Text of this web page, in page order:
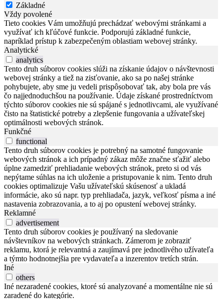
Základné
Vždy povolené
Tieto cookies Vám umožňujú prechádzať webovými stránkami a
využívať ich kľúčové funkcie. Podporujú základné funkcie,
napríklad prístup k zabezpečeným oblastiam webovej stránky.
Analytické
analytics
Tento druh súborov cookies slúži na získanie údajov o návštevnosti
webovej stránky a tiež na zisťovanie, ako sa po našej stránke
pohybujete, aby sme ju vedeli prispôsobovať tak, aby bola pre vás
čo najjednoduchšou na používanie. Údaje získané prostredníctvom
týchto súborov cookies nie sú spájané s jednotlivcami, ale využívané
čisto na štatistické potreby a zlepšenie fungovania a užívateľskej
optimálnosti webových stránok.
Funkčné
functional
Tento druh súborov cookies je potrebný na samotné fungovanie
webových stránok a ich prípadný zákaz môže značne sťažiť alebo
úplne zamedziť prehliadanie webových stránok, preto si od vás
nepýtame súhlas na ich uloženie a pristupovanie k nim. Tento druh
cookies optimalizuje Vašu užívateľskú skúsenosť a ukladá
informácie, ako sú napr. typ prehliadača, jazyk, veľkosť písma a iné
nastavenia zobrazovania, a to aj po opustení webovej stránky.
Reklamné
advertisement
Tento druh súborov cookies je používaný na sledovanie
návštevníkov na webových stránkach. Zámerom je zobraziť
reklamu, ktorá je relevantná a zaujímavá pre jednotlivého užívateľa
a týmto hodnotnejšia pre vydavateľa a inzerentov tretích strán.
Iné
others
Iné nezaradené cookies, ktoré sú analyzované a momentálne nie sú
zaradené do kategórie.